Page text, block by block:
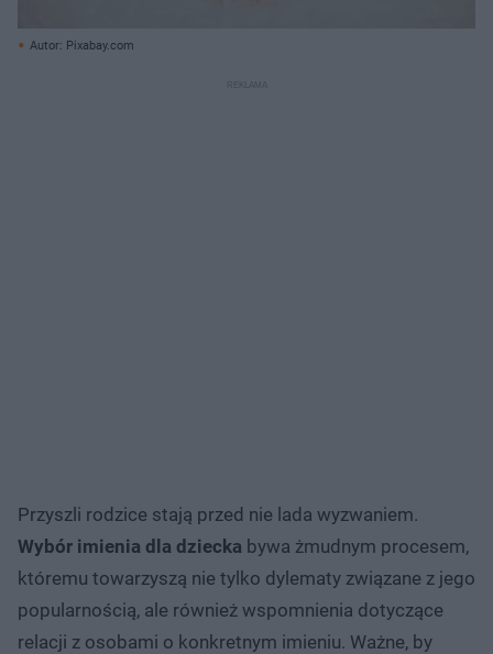
Autor: Pixabay.com
Przyszli rodzice stają przed nie lada wyzwaniem.
Wybór imienia dla dziecka bywa żmudnym procesem,
któremu towarzyszą nie tylko dylematy związane z jego
popularnością, ale również wspomnienia dotyczące
relacji z osobami o konkretnym imieniu. Ważne, by